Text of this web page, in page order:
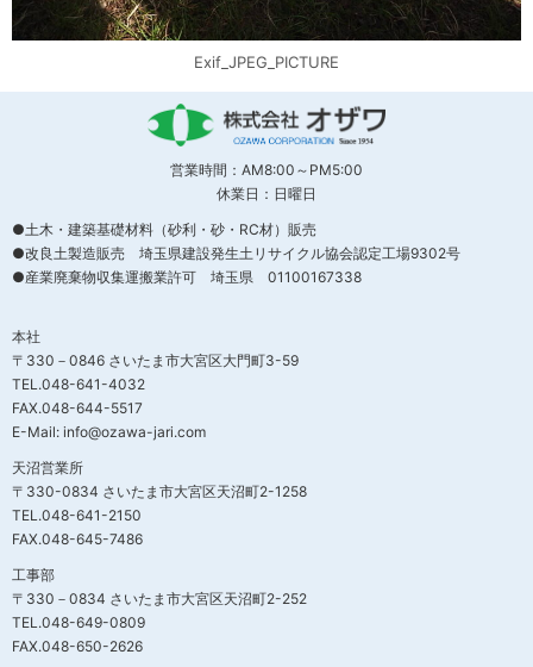
Exif_JPEG_PICTURE
営業時間：AM8:00～PM5:00
休業日：日曜日
●土木・建築基礎材料（砂利・砂・RC材）販売
●改良土製造販売 埼玉県建設発生土リサイクル協会認定工場9302号
●産業廃棄物収集運搬業許可 埼玉県 01100167338
本社
〒330－0846 さいたま市大宮区大門町3-59
TEL.048-641-4032
FAX.048-644-5517
E-Mail: info@ozawa-jari.com
天沼営業所
〒330-0834 さいたま市大宮区天沼町2-1258
TEL.048-641-2150
FAX.048-645-7486
工事部
〒330－0834 さいたま市大宮区天沼町2-252
TEL.048-649-0809
FAX.048-650-2626